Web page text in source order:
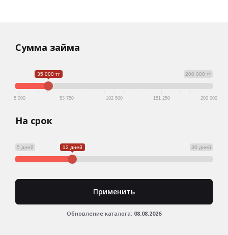
Сумма займа
200 000 тг
35 000 тг
5 000 53 750 102 500 151 250 200 000
На срок
5 дней 30 дней
12 дней
Применить
Обновление каталога: 08.08.2026